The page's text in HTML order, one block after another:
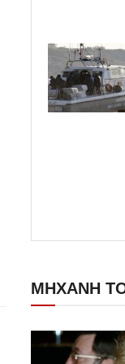
ΜΗΧΑΝΗ